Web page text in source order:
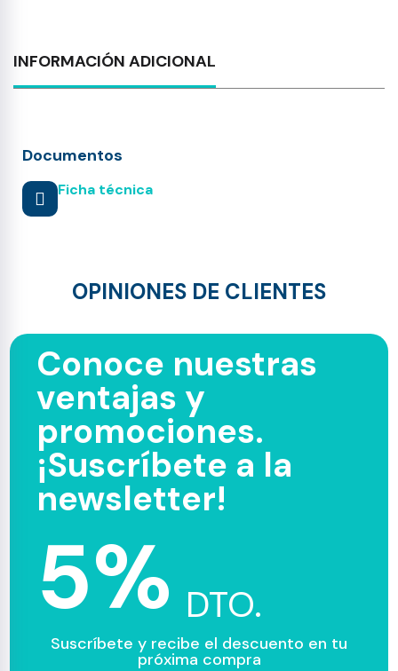
INFORMACIÓN ADICIONAL
Documentos
Ficha técnica
OPINIONES DE CLIENTES
Conoce nuestras
ventajas y
promociones.
¡Suscríbete a la
newsletter!
5% DTO.
Suscríbete y recibe el descuento en tu
próxima compra